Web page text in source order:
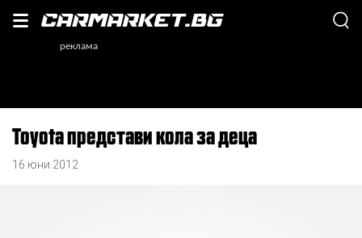
Toyota представи кола за деца
16 юни 2012